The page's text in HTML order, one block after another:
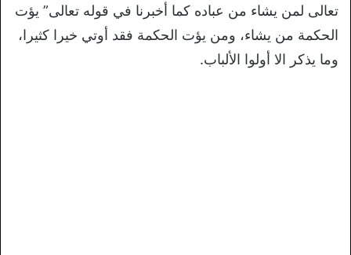
تعالى لمن يشاء من عباده كما أخبرنا في قوله تعالى” يؤت
الحكمة من يشاء، ومن يؤت الحكمة فقد أوتي خيرا كثيرا،
وما يذكر الا أولوا الألباب.